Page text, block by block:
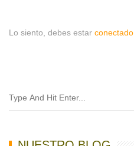
Lo siento, debes estar conectado